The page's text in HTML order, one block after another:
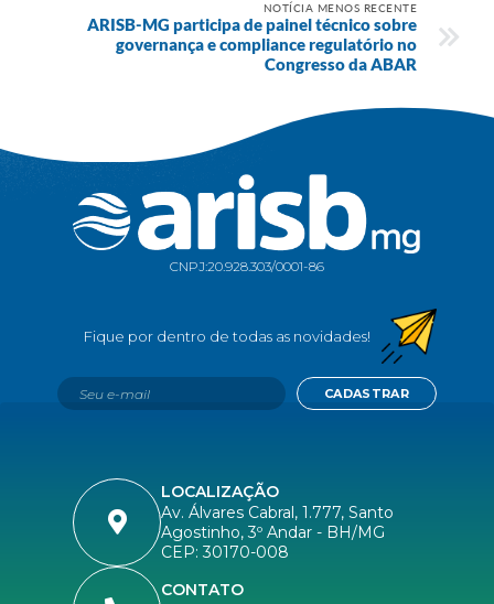
NOTÍCIA MENOS RECENTE
ARISB-MG participa de painel técnico sobre
governança e compliance regulatório no
Congresso da ABAR
CNPJ:20.928.303/0001-86
LOCALIZAÇÃO
Av. Álvares Cabral, 1.777, Santo
Agostinho, 3º Andar - BH/MG
CEP: 30170-008
CONTATO
CADASTRAR